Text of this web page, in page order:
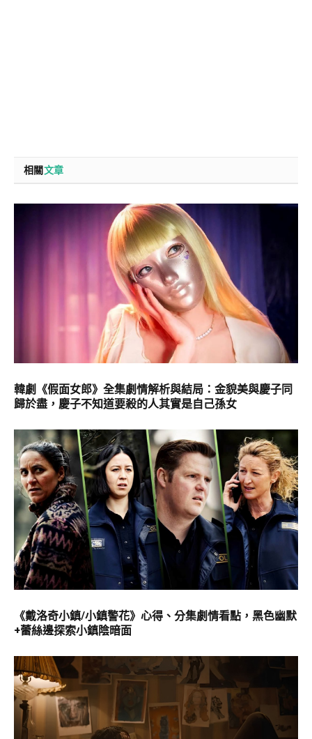
相關文章
韓劇《假面女郎》全集劇情解析與結局：金貌美與慶子同
歸於盡，慶子不知道要殺的人其實是自己孫女
《戴洛奇小鎮/小鎮警花》心得、分集劇情看點，黑色幽默
+蕾絲邊探索小鎮陰暗面